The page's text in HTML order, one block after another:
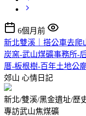
6個月前
新北雙溪｜搭公車去爬
炭窯-武山煤礦事務所-
厝-板根樹-百年土地公
郊山 心情日記
新北/雙溪/黑金遺址/歷
專訪武山焦煤礦